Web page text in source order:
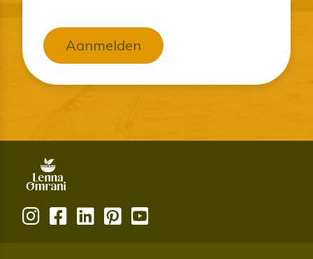
Aanmelden